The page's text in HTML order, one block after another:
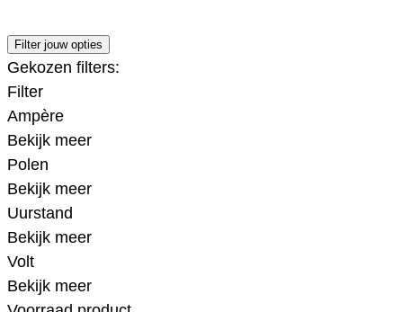
Filter jouw opties
Gekozen filters:
Filter
Ampère
Bekijk meer
Polen
Bekijk meer
Uurstand
Bekijk meer
Volt
Bekijk meer